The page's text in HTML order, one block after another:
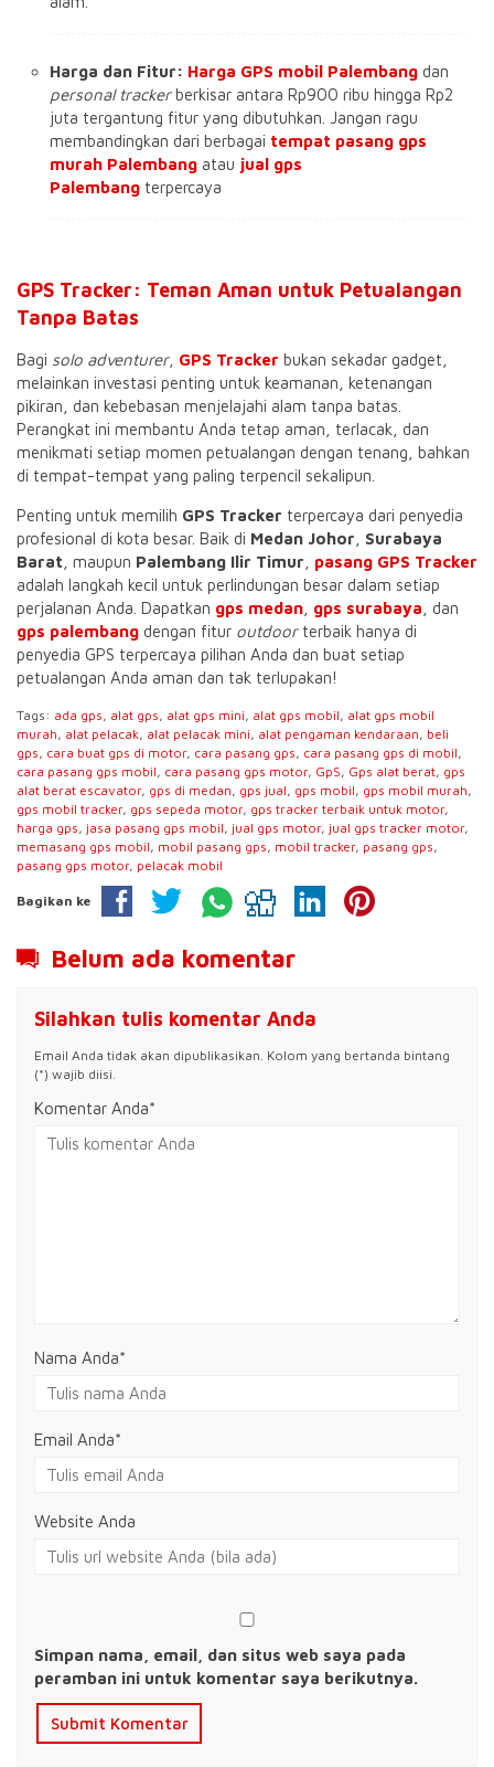
Harga dan Fitur: Harga GPS mobil Palembang dan
personal trackerberkisar antara Rp900 ribu hingga Rp2
juta tergantung fitur yang dibutuhkan. Jangan ragu
membandingkan dari berbagai tempat pasang gps
murah Palembang atau jual gps
Palembang terpercaya
GPS Tracker: Teman Aman untuk Petualangan
Tanpa Batas
Bagi solo adventurer, GPS Tracker bukan sekadar gadget,
melainkan investasi penting untuk keamanan, ketenangan
pikiran, dan kebebasan menjelajahi alam tanpa batas.
Perangkat ini membantu Anda tetap aman, terlacak, dan
menikmati setiap momen petualangan dengan tenang, bahkan
di tempat-tempat yang paling terpencil sekalipun.
Penting untuk memilih GPS Tracker terpercaya dari penyedia
profesional di kota besar. Baik di Medan Johor
Surabaya
Barat , maupun Palembang Ilir Timur
pasang GPS Tracker
adalah langkah kecil untuk perlindungan besar dalam setiap
perjalanan Anda. Dapatkan gps medan gps surabaya , dan
gps palembang dengan fitur outdoorterbaik hanya di
penyedia GPS terpercaya pilihan Anda dan buat setiap
petualangan Anda aman dan tak terlupakan!
Tags: ada gps, alat gps, alat gps mini, alat gps mobil, alat gps mobil
murah, alat pelacak, alat pelacak mini, alat pengaman kendaraan, beli
gps, cara buat gps di motor, cara pasang gps, cara pasang gps di mobil,
cara pasang gps mobil, cara pasang gps motor, GpS, Gps alat berat, gps
alat berat escavator, gps di medan, gps jual, gps mobil, gps mobil murah,
gps mobil tracker, gps sepeda motor, gps tracker terbaik untuk motor,
harga gps, jasa pasang gps mobil, jual gps motor, jual gps tracker motor,
memasang gps mobil, mobil pasang gps, mobil tracker, pasang gps,
pasang gps motor, pelacak mobil
Bagikan ke
Belum ada komentar
Silahkan tulis komentar Anda
Email Anda tidak akan dipublikasikan. Kolom yang bertanda bintang
(*) wajib diisi.
Komentar Anda*
Nama Anda*
Email Anda*
Website Anda
Simpan nama, email, dan situs web saya pada
peramban ini untuk komentar saya berikutnya.